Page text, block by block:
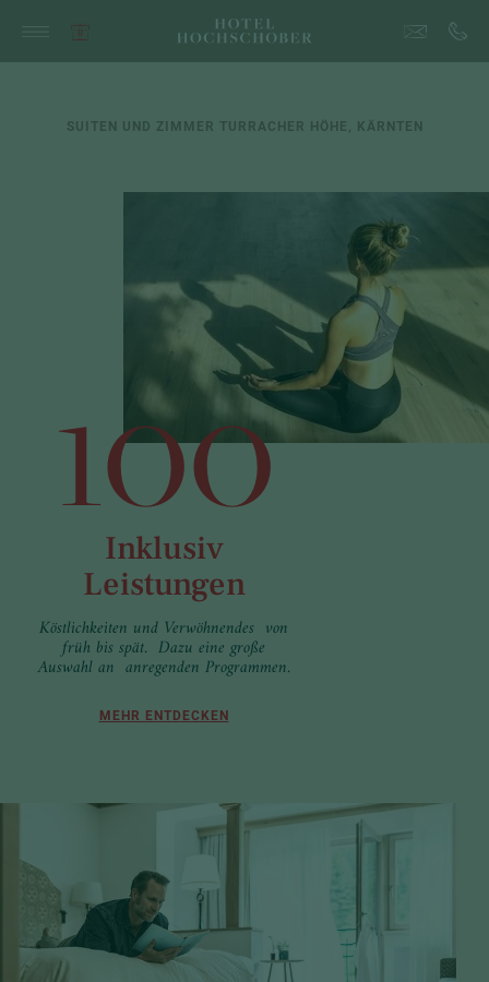
SUITEN UND ZIMMER TURRACHER HÖHE, KÄRNTEN
100
Inklusiv
Leistungen
Köstlichkeiten und Verwöhnendes von
früh bis spät. Dazu eine große
Auswahl an anregenden Programmen.
MEHR ENTDECKEN